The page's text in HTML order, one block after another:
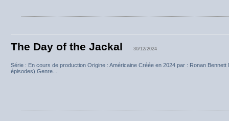
The Day of the Jackal 30/12/2024
Série : En cours de production Origine : Américaine Créée en 2024 par : Ronan
épisodes) Genre...